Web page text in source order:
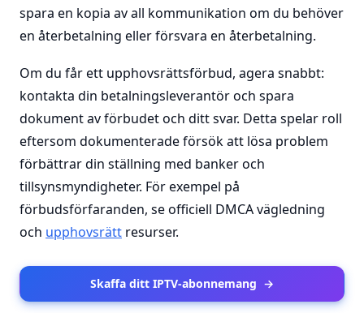
spara en kopia av all kommunikation om du behöver
en återbetalning eller försvara en återbetalning.
Om du får ett upphovsrättsförbud, agera snabbt:
kontakta din betalningsleverantör och spara
dokument av förbudet och ditt svar. Detta spelar roll
eftersom dokumenterade försök att lösa problem
förbättrar din ställning med banker och
tillsynsmyndigheter. För exempel på
förbudsförfaranden, se officiell DMCA vägledning
och upphovsrätt resurser.
Skaffa ditt IPTV-abonnemang →